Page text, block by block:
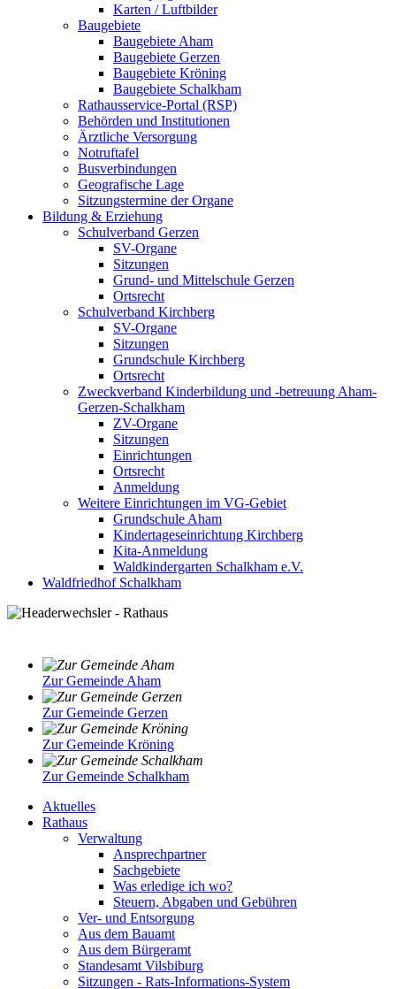
Karten / Luftbilder
Baugebiete
Baugebiete Aham
Baugebiete Gerzen
Baugebiete Kröning
Baugebiete Schalkham
Rathausservice-Portal (RSP)
Behörden und Institutionen
Ärztliche Versorgung
Notruftafel
Busverbindungen
Geografische Lage
Sitzungstermine der Organe
Bildung & Erziehung
Schulverband Gerzen
SV-Organe
Sitzungen
Grund- und Mittelschule Gerzen
Ortsrecht
Schulverband Kirchberg
SV-Organe
Sitzungen
Grundschule Kirchberg
Ortsrecht
Zweckverband Kinderbildung und -betreuung Aham-
Gerzen-Schalkham
ZV-Organe
Sitzungen
Einrichtungen
Ortsrecht
Anmeldung
Weitere Einrichtungen im VG-Gebiet
Grundschule Aham
Kindertageseinrichtung Kirchberg
Kita-Anmeldung
Waldkindergarten Schalkham e.V.
Waldfriedhof Schalkham
Zur Gemeinde Aham
Zur Gemeinde Gerzen
Zur Gemeinde Kröning
Zur Gemeinde Schalkham
Aktuelles
Rathaus
Verwaltung
Ansprechpartner
Sachgebiete
Was erledige ich wo?
Steuern, Abgaben und Gebühren
Ver- und Entsorgung
Aus dem Bauamt
Aus dem Bürgeramt
Standesamt Vilsbiburg
Sitzungen - Rats-Informations-System